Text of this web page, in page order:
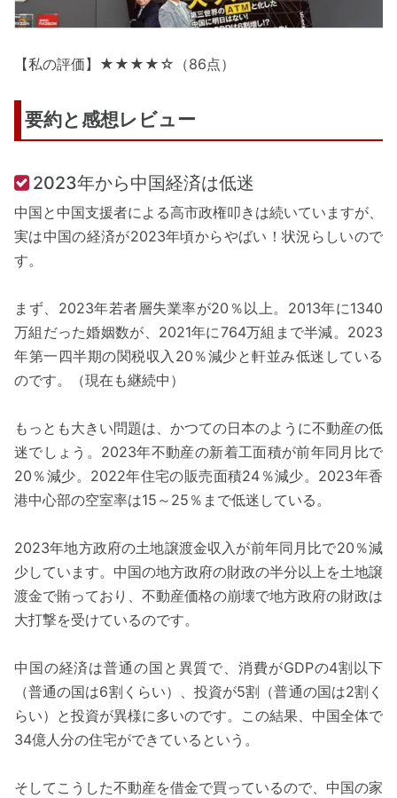
【私の評価】★★★★☆（86点）
要約と感想レビュー
2023年から中国経済は低迷
中国と中国支援者による高市政権叩きは続いていますが、
実は中国の経済が2023年頃からやばい！状況らしいので
す。
まず、2023年若者層失業率が20％以上。2013年に1340
万組だった婚姻数が、2021年に764万組まで半減。2023
年第一四半期の関税収入20％減少と軒並み低迷している
のです。（現在も継続中）
もっとも大きい問題は、かつての日本のように不動産の低
迷でしょう。2023年不動産の新着工面積が前年同月比で
20％減少。2022年住宅の販売面積24％減少。2023年香
港中心部の空室率は15～25％まで低迷している。
2023年地方政府の土地譲渡金収入が前年同月比で20％減
少しています。中国の地方政府の財政の半分以上を土地譲
渡金で賄っており、不動産価格の崩壊で地方政府の財政は
大打撃を受けているのです。
中国の経済は普通の国と異質で、消費がGDPの4割以下
（普通の国は6割くらい）、投資が5割（普通の国は2割く
らい）と投資が異様に多いのです。この結果、中国全体で
34億人分の住宅ができているという。
そしてこうした不動産を借金で買っているので、中国の家